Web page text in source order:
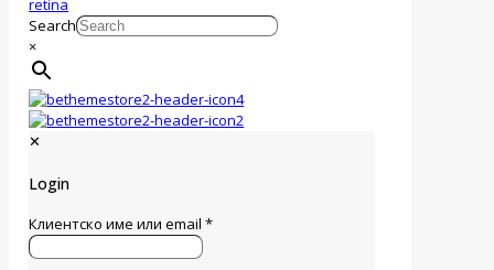
Search
×
✕
Login
Клиентско име или email*